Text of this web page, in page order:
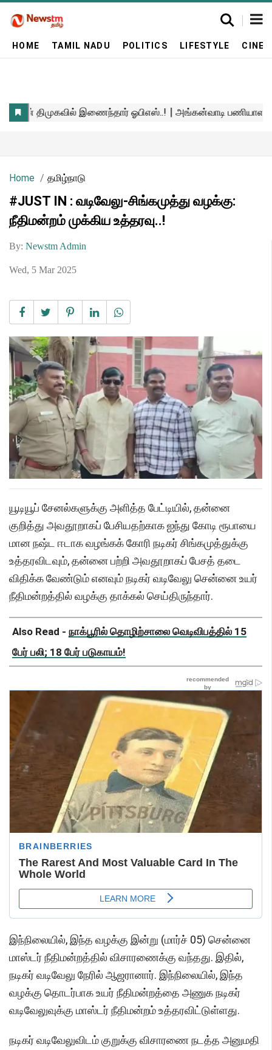
HOME TAMIL NADU POLITICS LIFESTYLE
Home தமிழ்நாடு
#JUST IN : வடிவேலு-சிங்கமுத்து வழக்கு:
நீதிமன்றம் முக்கிய உத்தரவு..!
By: Newstm Admin
Wed, 5 Mar 2025
யூடியூப் சேனல்களுக்கு அளித்த பேட்டியில், தன்னை
குறித்து அவதூறாகப் பேசியதற்காக ஐந்து கோடி ரூபாயை
மான நஷ்ட ஈடாக வழங்கக் கோரி நடிகர் சிங்கமுத்துக்கு
உத்தரவிடவும், தன்னை பற்றி அவதூறாகப் பேசத் தடை
விதிக்க வேண்டும் எனவும் நடிகர் வடிவேலு சென்னை உயர்
நீதிமன்றத்தில் வழக்கு தாக்கல் செய்திருந்தார்.
Also Read - நாக்பூரில் தொழிற்சாலை வெடிவிபத்தில் 15
பேர் பலி; 18 பேர் படுகாயம்!
இந்நிலையில், இந்த வழக்கு இன்று (மார்ச் 05) சென்னை
மாஸ்டர் நீதிமன்றத்தில் விசாரணைக்கு வந்தது. இதில்,
நடிகர் வடிவேலு நேரில் ஆஜரானார். இந்நிலையில், இந்த
வழக்கு தொடர்பாக உயர் நீதிமன்றத்தை அணுக நடிகர்
வடிவேலுவுக்கு மாஸ்டர் நீதிமன்றம் உத்தரவிட்டுள்ளது.
நடிகர் வடிவேலுவிடம் குறுக்கு விசாரணை நடத்த அனுமதி